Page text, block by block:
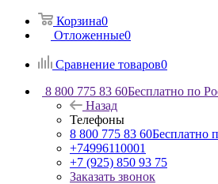
Корзина0
Отложенные0
Сравнение товаров0
8 800 775 83 60Бесплатно по
Назад
Телефоны
8 800 775 83 60Бесплатно
+74996110001
+7 (925) 850 93 75
Заказать звонок